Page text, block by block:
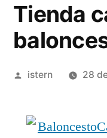
Tienda
Publicado
istern 28